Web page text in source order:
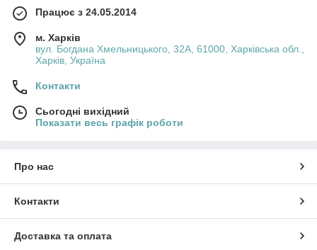
Працює з 24.05.2014
м. Харків
вул. Богдана Хмельницького, 32А, 61000, Харківська обл.,
Харків, Україна
Контакти
Сьогодні вихідний
Показати весь графік роботи
Про нас
Контакти
Доставка та оплата